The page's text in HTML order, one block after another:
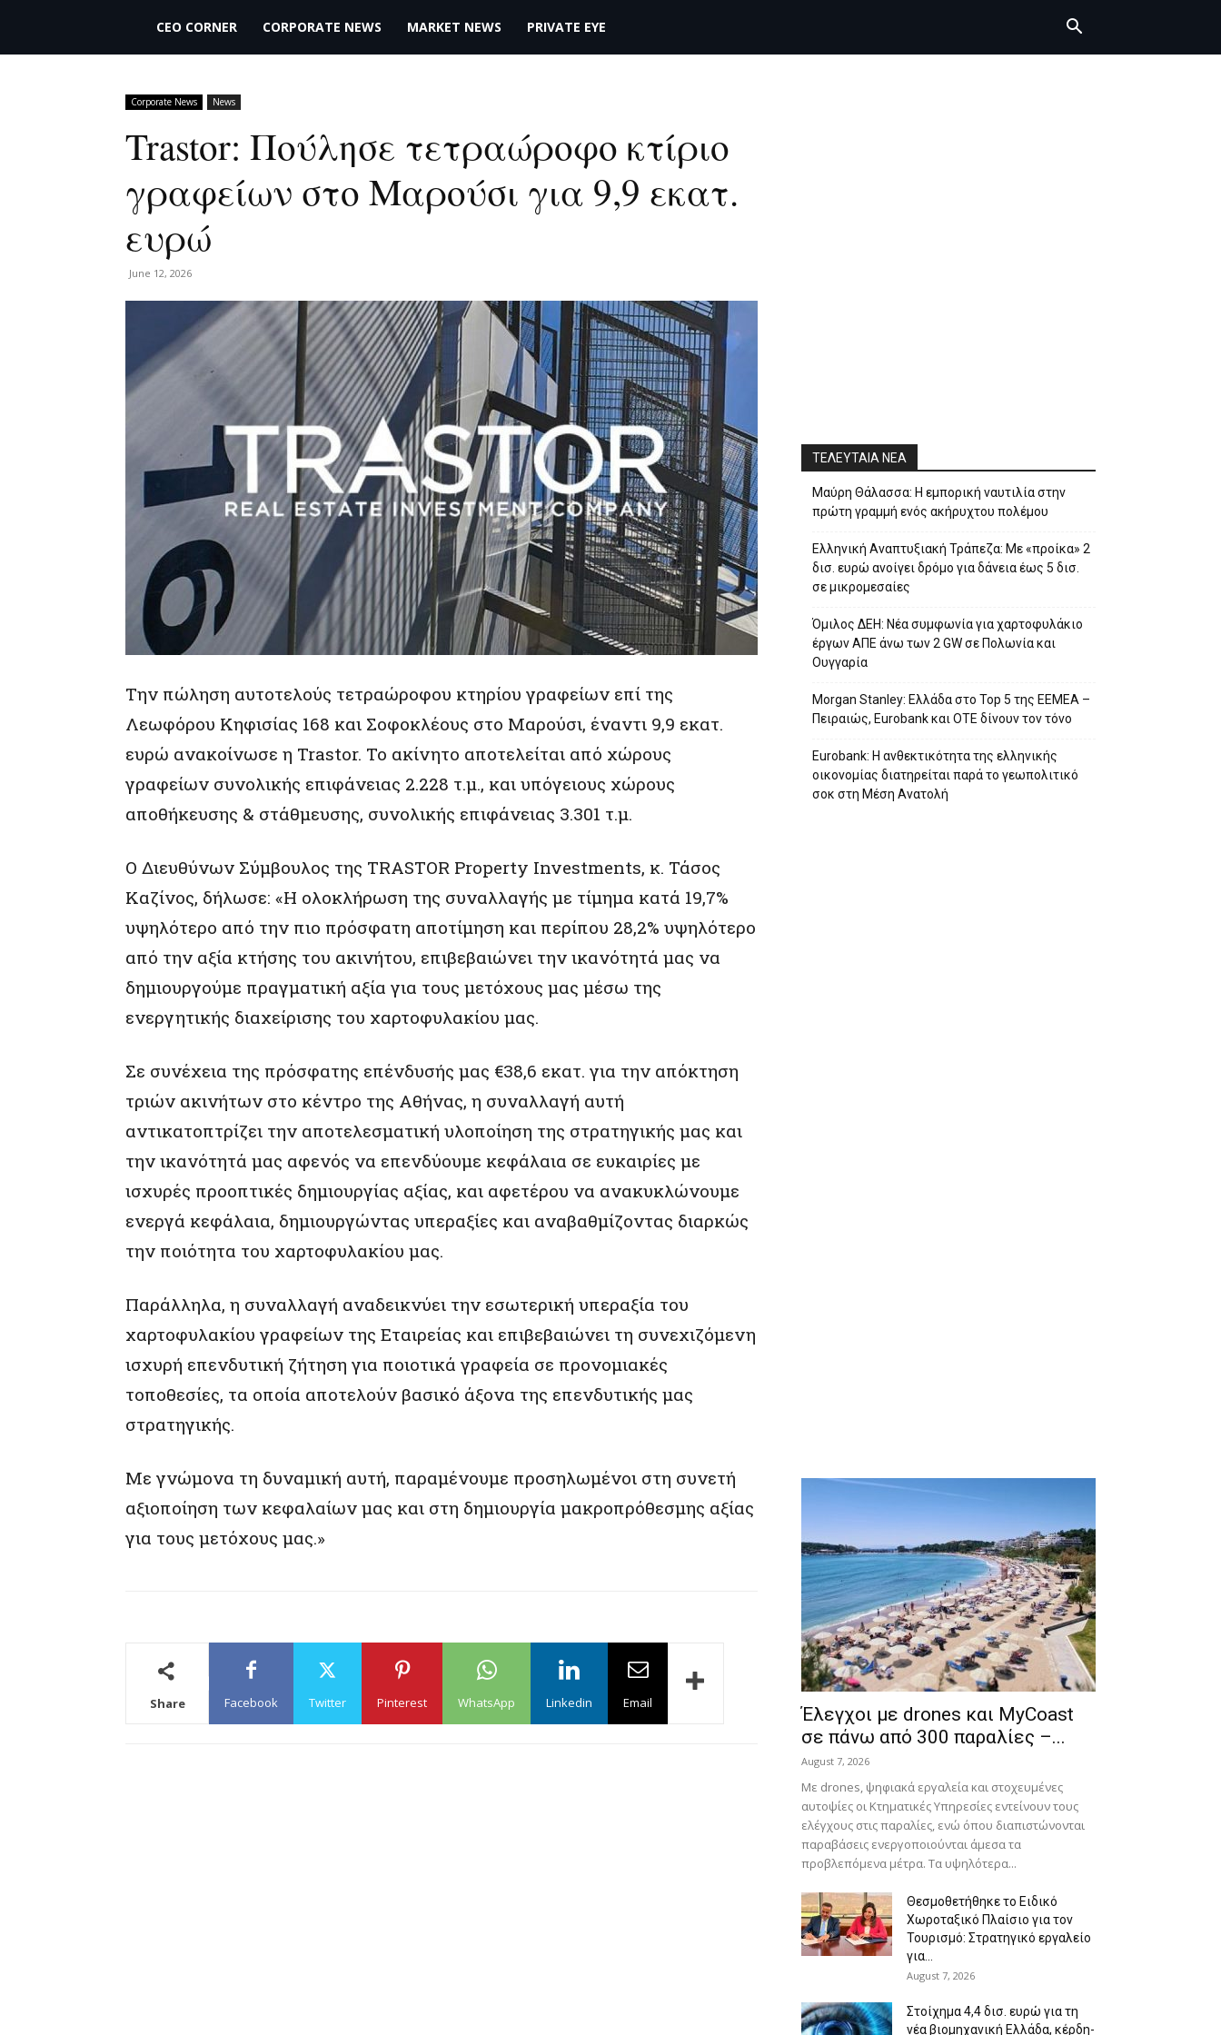
THECEO.gr
CEO CORNER CORPORATE NEWS MARKET NEWS PRIVATE EYE
Corporate News News
Trastor: Πούλησε τετραώροφο κτίριο
γραφείων στο Μαρούσι για 9,9 εκατ.
ευρώ
June 12, 2026
Tην πώληση αυτοτελούς τετραώροφου κτηρίου γραφείων επί της
Λεωφόρου Κηφισίας 168 και Σοφοκλέους στο Μαρούσι, έναντι 9,9 εκατ.
ευρώ ανακοίνωσε η Trastor. Το ακίνητο αποτελείται από χώρους
γραφείων συνολικής επιφάνειας 2.228 τ.μ., και υπόγειους χώρους
αποθήκευσης & στάθμευσης, συνολικής επιφάνειας 3.301 τ.μ.
Ο Διευθύνων Σύμβουλος της TRASTOR Property Investments, κ. Τάσος
Καζίνος, δήλωσε: «Η ολοκλήρωση της συναλλαγής με τίμημα κατά 19,7%
υψηλότερο από την πιο πρόσφατη αποτίμηση και περίπου 28,2% υψηλότερο
από την αξία κτήσης του ακινήτου, επιβεβαιώνει την ικανότητά μας να
δημιουργούμε πραγματική αξία για τους μετόχους μας μέσω της
ενεργητικής διαχείρισης του χαρτοφυλακίου μας.
Σε συνέχεια της πρόσφατης επένδυσής μας €38,6 εκατ. για την απόκτηση
τριών ακινήτων στο κέντρο της Αθήνας, η συναλλαγή αυτή
αντικατοπτρίζει την αποτελεσματική υλοποίηση της στρατηγικής μας και
την ικανότητά μας αφενός να επενδύουμε κεφάλαια σε ευκαιρίες με
ισχυρές προοπτικές δημιουργίας αξίας, και αφετέρου να ανακυκλώνουμε
ενεργά κεφάλαια, δημιουργώντας υπεραξίες και αναβαθμίζοντας διαρκώς
την ποιότητα του χαρτοφυλακίου μας.
Παράλληλα, η συναλλαγή αναδεικνύει την εσωτερική υπεραξία του
χαρτοφυλακίου γραφείων της Εταιρείας και επιβεβαιώνει τη συνεχιζόμενη
ισχυρή επενδυτική ζήτηση για ποιοτικά γραφεία σε προνομιακές
τοποθεσίες, τα οποία αποτελούν βασικό άξονα της επενδυτικής μας
στρατηγικής.
Με γνώμονα τη δυναμική αυτή, παραμένουμε προσηλωμένοι στη συνετή
αξιοποίηση των κεφαλαίων μας και στη δημιουργία μακροπρόθεσμης αξίας
για τους μετόχους μας.»
Share Facebook Twitter Pinterest WhatsApp Linkedin Email
ΤΕΛΕΥΤΑΙΑ ΝΕΑ
Μαύρη Θάλασσα: Η εμπορική ναυτιλία στην
πρώτη γραμμή ενός ακήρυχτου πολέμου
Ελληνική Αναπτυξιακή Τράπεζα: Με «προίκα» 2
δισ. ευρώ ανοίγει δρόμο για δάνεια έως 5 δισ.
σε μικρομεσαίες
Όμιλος ΔΕΗ: Νέα συμφωνία για χαρτοφυλάκιο
έργων ΑΠΕ άνω των 2 GW σε Πολωνία και
Ουγγαρία
Morgan Stanley: Ελλάδα στο Top 5 της EEMEA –
Πειραιώς, Eurobank και ΟΤΕ δίνουν τον τόνο
Eurobank: Η ανθεκτικότητα της ελληνικής
οικονομίας διατηρείται παρά το γεωπολιτικό
σοκ στη Μέση Ανατολή
Έλεγχοι με drones και MyCoast
σε πάνω από 300 παραλίες –...
August 7, 2026
Με drones, ψηφιακά εργαλεία και στοχευμένες
αυτοψίες οι Κτηματικές Υπηρεσίες εντείνουν τους
ελέγχους στις παραλίες, ενώ όπου διαπιστώνονται
παραβάσεις ενεργοποιούνται άμεσα τα
προβλεπόμενα μέτρα. Τα υψηλότερα...
Θεσμοθετήθηκε το Ειδικό
Χωροταξικό Πλαίσιο για τον
Τουρισμό: Στρατηγικό εργαλείο
για...
August 7, 2026
Στοίχημα 4,4 δισ. ευρώ για τη
νέα βιομηχανική Ελλάδα, κέρδη-